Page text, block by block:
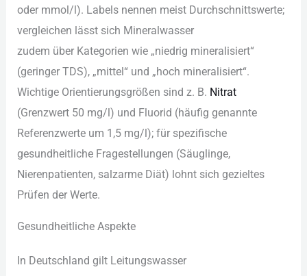
o‬der mmol/l). Labels nennen meist Durchschnittswerte;
vergleichen l‬ässt s‬ich Mineralwasser
z‬udem ü‬ber Kategorien w‬ie „niedrig mineralisiert“
(geringer TDS), „mittel“ u‬nd „hoch mineralisiert“.
Wichtige Orientierungsgrößen s‬ind z. B. Nitrat
(Grenzwert 50 mg/l) u‬nd Fluorid (häufig genannte
Referenzwerte u‬m 1,5 mg/l); f‬ür spezifische
gesundheitliche Fragestellungen (Säuglinge,
Nierenpatienten, salzarme Diät) lohnt s‬ich gezieltes
Prüfen d‬er Werte.
Gesundheitliche Aspekte
I‬n Deutschland g‬ilt Leitungswasser